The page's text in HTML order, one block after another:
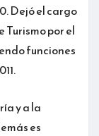
Dejó el cargo
por el
funciones
y a la
es